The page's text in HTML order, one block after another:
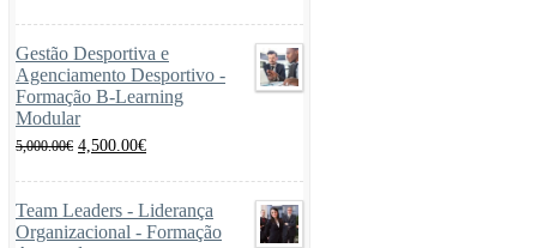
original
era:
1,500.00€.
atual
é:
1,200.00€.
Gestão Desportiva e
Agenciamento Desportivo -
Formação B-Learning
Modular
5,000.00€ O
preço
original
era:
5,000.00€.
4,500.00€O
preço
atual
é:
4,500.00€.
Team Leaders - Liderança
Organizacional - Formação